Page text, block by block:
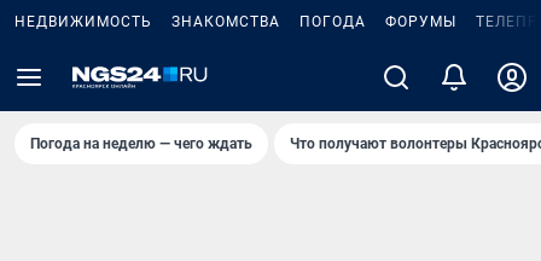
НЕДВИЖИМОСТЬ ЗНАКОМСТВА ПОГОДА ФОРУМЫ
Погода на неделю — чего ждать Что получают волонтеры